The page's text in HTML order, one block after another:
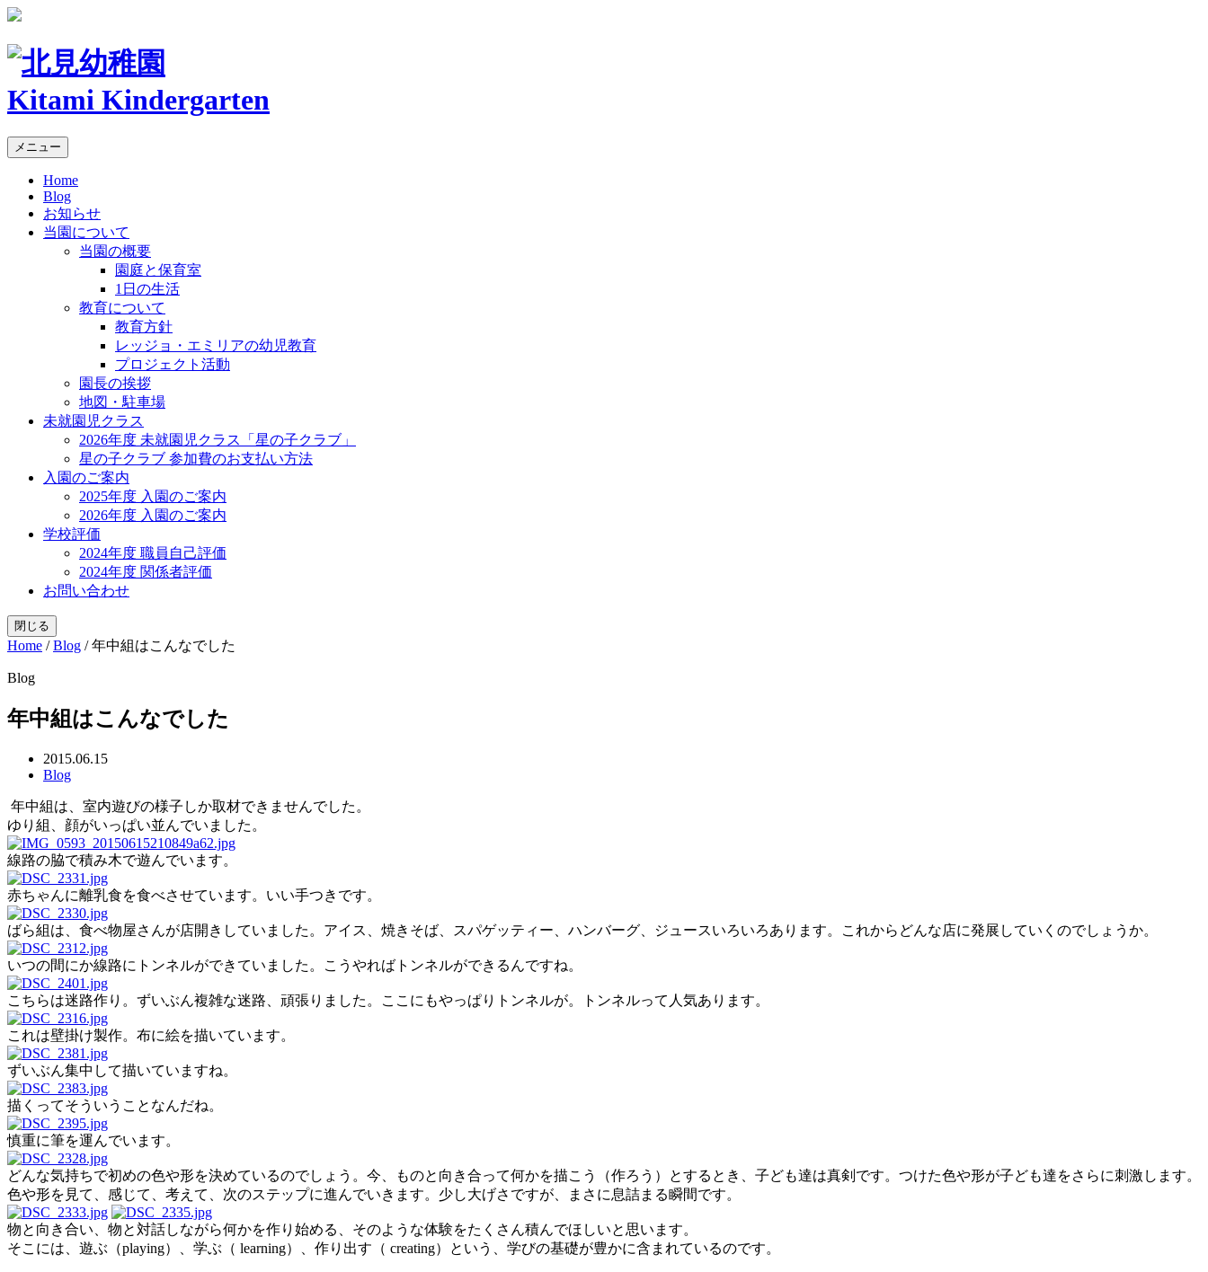
Kitami Kindergarten
メニュー
Home
Blog
お知らせ
当園について
当園の概要
園庭と保育室
1日の生活
教育について
教育方針
レッジョ・エミリアの幼児教育
プロジェクト活動
園長の挨拶
地図・駐車場
未就園児クラス
2026年度 未就園児クラス「星の子クラブ」
星の子クラブ 参加費のお支払い方法
入園のご案内
2025年度 入園のご案内
2026年度 入園のご案内
学校評価
2024年度 職員自己評価
2024年度 関係者評価
お問い合わせ
閉じる
Home /Blog /年中組はこんなでした
Blog
年中組はこんなでした
2015.06.15
Blog
年中組は、室内遊びの様子しか取材できませんでした。
ゆり組、顔がいっぱい並んでいました。
線路の脇で積み木で遊んでいます。
赤ちゃんに離乳食を食べさせています。いい手つきです。
ばら組は、食べ物屋さんが店開きしていました。アイス、焼きそば、スパゲッティー、ハンバーグ、ジュースいろいろあります。これからどんな店に発展していくのでしょうか。
いつの間にか線路にトンネルができていました。こうやればトンネルができるんですね。
こちらは迷路作り。ずいぶん複雑な迷路、頑張りました。ここにもやっぱりトンネルが。トンネルって人気あります。
これは壁掛け製作。布に絵を描いています。
ずいぶん集中して描いていますね。
描くってそういうことなんだね。
慎重に筆を運んでいます。
どんな気持ちで初めの色や形を決めているのでしょう。今、ものと向き合って何かを描こう（作ろう）とするとき、子ども達は真剣です。つけた色や形が子ども達をさらに刺激します。
色や形を見て、感じて、考えて、次のステップに進んでいきます。少し大げさですが、まさに息詰まる瞬間です。
物と向き合い、物と対話しながら何かを作り始める、そのような体験をたくさん積んでほしいと思います。
そこには、遊ぶ（playing）、学ぶ（ learning）、作り出す（ creating）という、学びの基礎が豊かに含まれているのです。